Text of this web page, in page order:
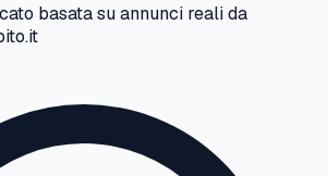
basata su annunci reali da